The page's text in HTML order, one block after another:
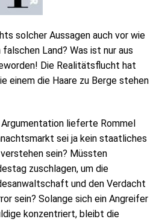
solcher Aussagen auch vor wie
Land? Was ist nur aus
Die Realitätsflucht hat
einem die Haare zu Berge stehen
lieferte Rommel
sei ja kein staatliches
sein? Müssten
zuschlagen, um die
und den Verdacht
sein? Solange sich ein Angreifer
konzentriert, bleibt die